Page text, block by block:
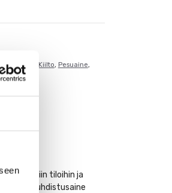
Kiilto, Pesuaine,
kosteisiin tiloihin ja
puhdistusaine